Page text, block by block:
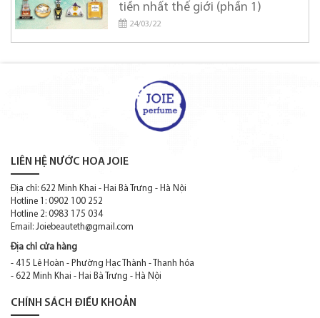
tiền nhất thế giới (phần 1)
24/03/22
LIÊN HỆ NƯỚC HOA JOIE
Địa chỉ: 622 Minh Khai - Hai Bà Trưng - Hà Nội
Hotline 1: 0902 100 252
Hotline 2: 0983 175 034
Email: Joiebeauteth@gmail.com
Địa chỉ cửa hàng
- 415 Lê Hoàn - Phường Hạc Thành - Thanh hóa
- 622 Minh Khai - Hai Bà Trưng - Hà Nội
CHÍNH SÁCH ĐIỀU KHOẢN